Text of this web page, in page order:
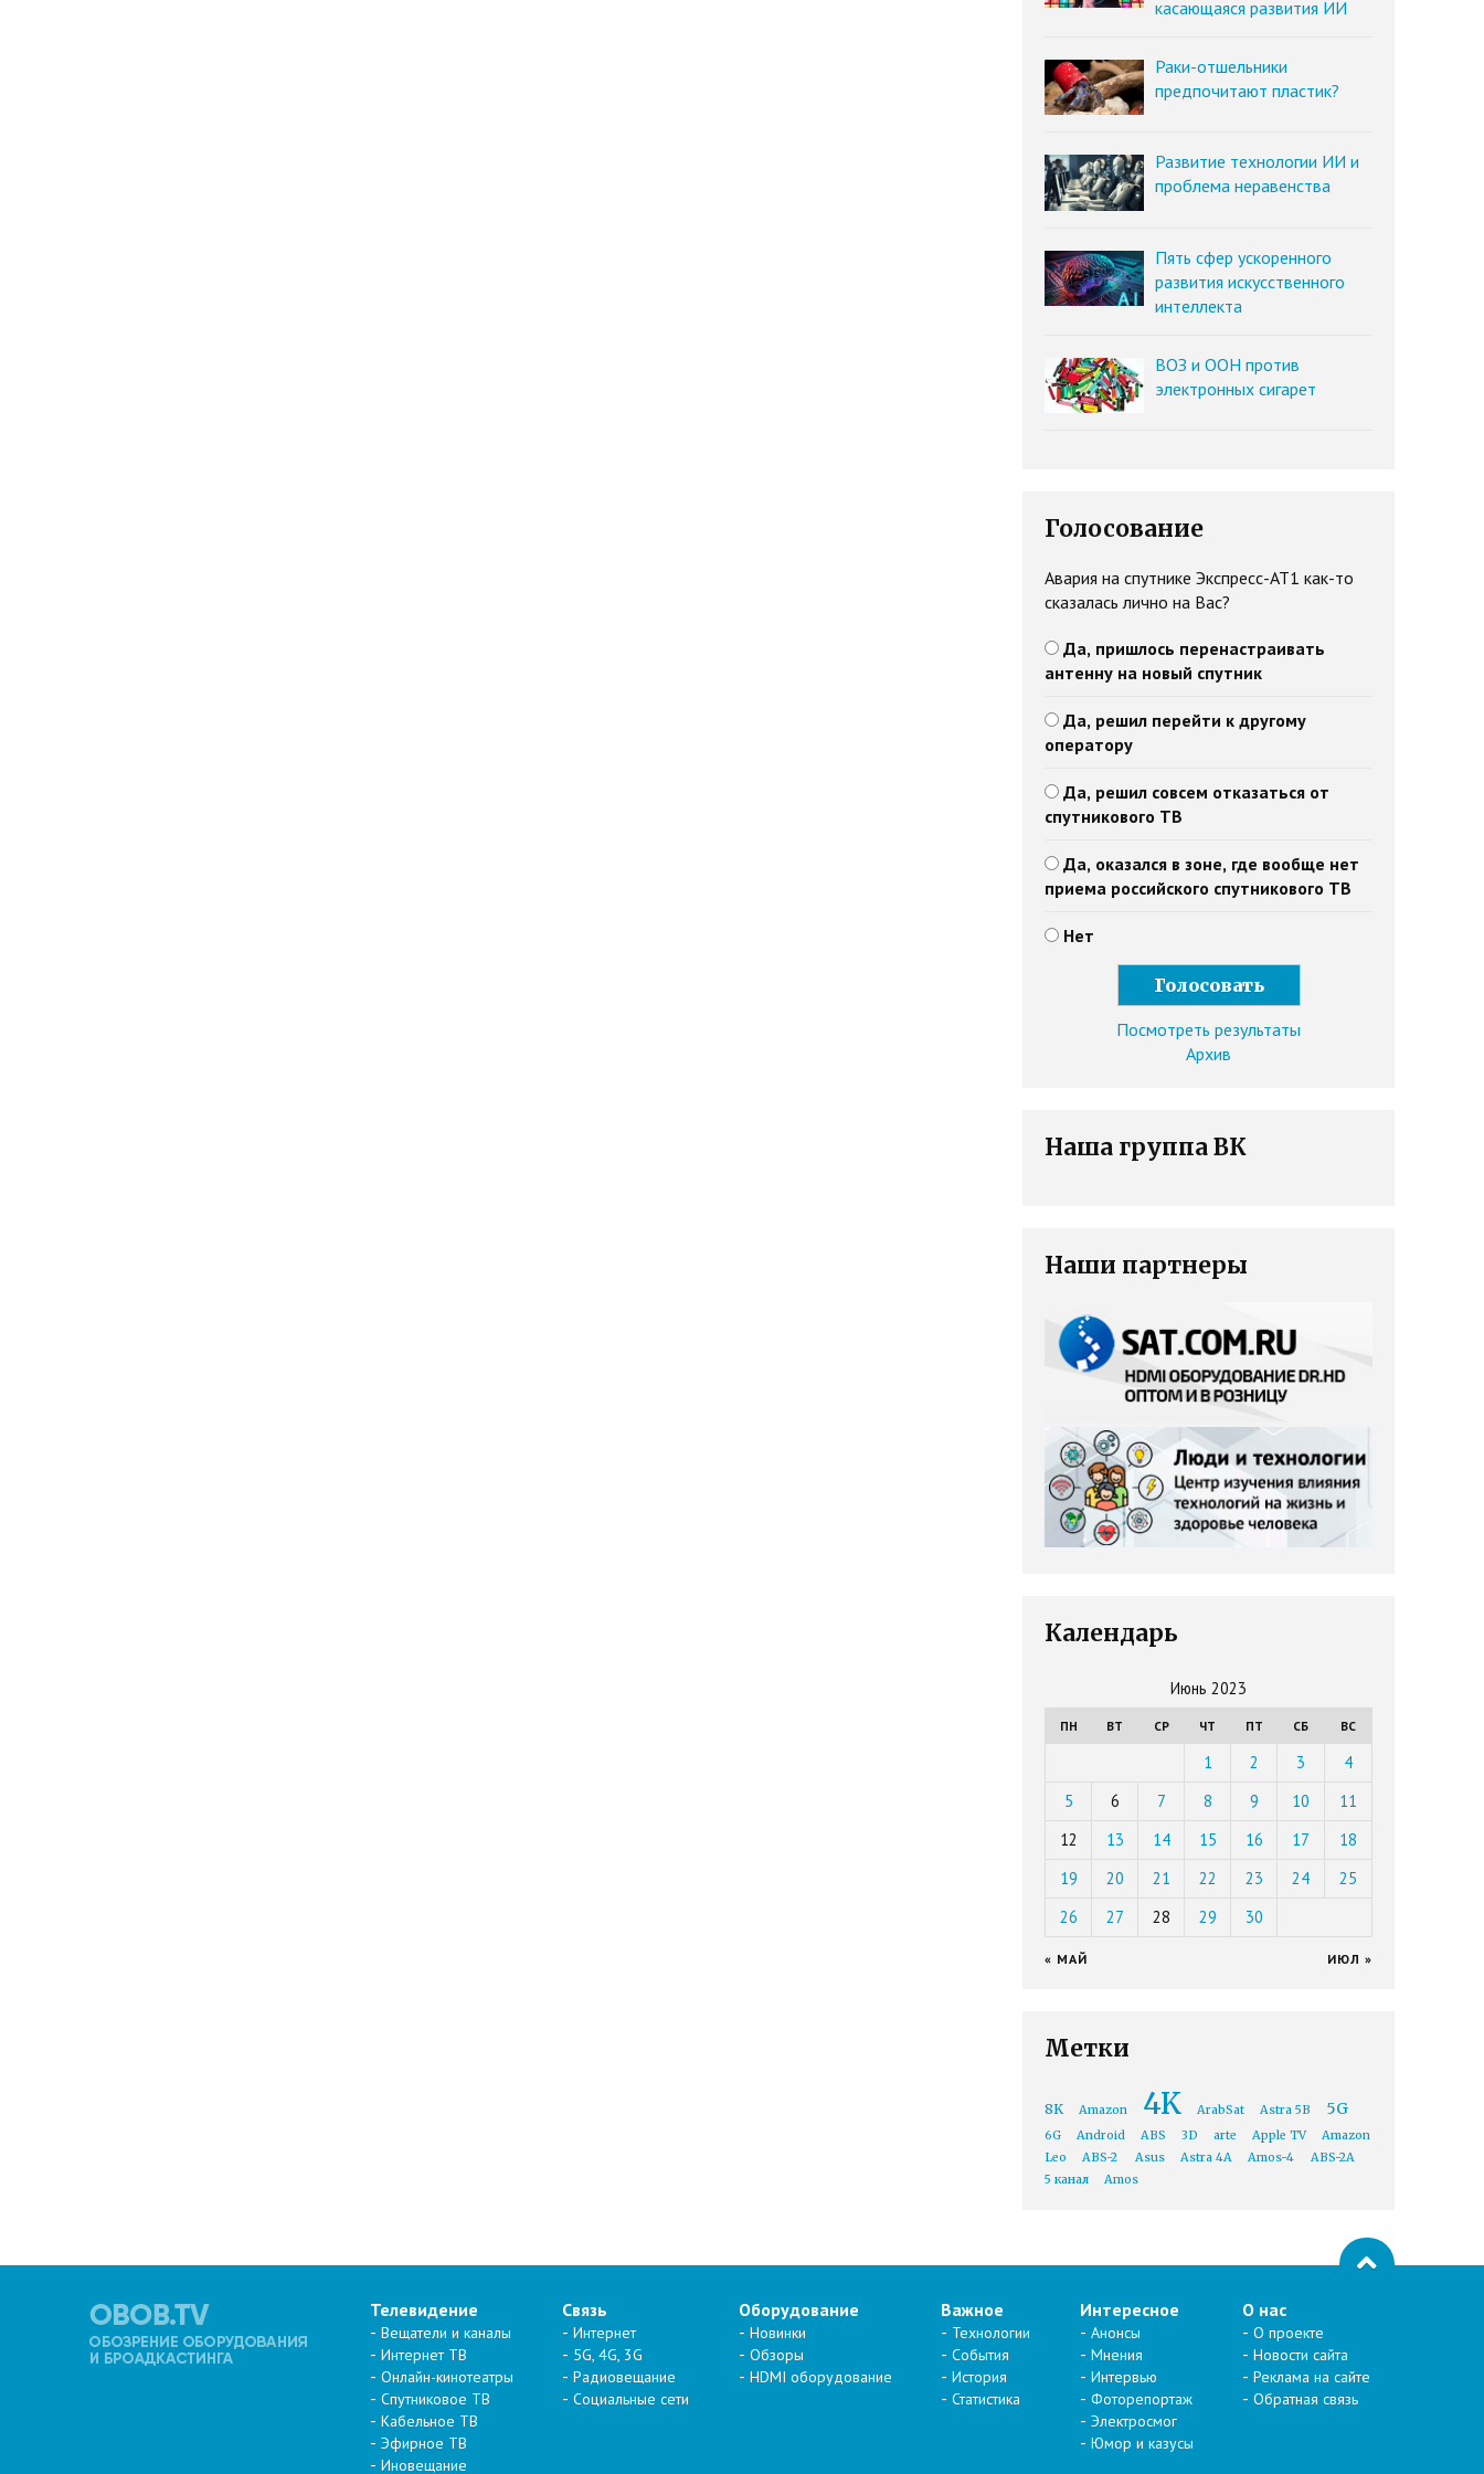
касающаяся развития ИИ
Раки-отшельники
предпочитают пластик?
Развитие технологии ИИ и
проблема неравенства
Пять сфер ускоренного
развития искусственного
интеллекта
ВОЗ и ООН против
электронных сигарет
Голосование
Авария на спутнике Экспресс-АТ1 как-то
сказалась лично на Вас?
Да, пришлось перенастраивать
антенну на новый спутник
Да, решил перейти к другому
оператору
Да, решил совсем отказаться от
спутникового ТВ
Да, оказался в зоне, где вообще нет
приема российского спутникового ТВ
Нет
Посмотреть результаты
Архив
Наша группа ВК
Наши партнеры
Календарь
Июнь 2023
ПН ВТ СР ЧТ ПТ СБ ВС
1 2 3
4
5
6 7 8 9 10
11
12
13 14 15 16 17
18
19
20 21 22 23 24
25
26
27 28 29 30
« МАЙ ИЮЛ »
Метки
8K Amazon 4K ArabSat Astra 5B 5G
6G Android ABS 3D arte Apple TV
Amazon
Leo
ABS-2 Asus Astra 4A Amos-4
ABS-2A
5 канал
Amos
Телевидение
Вещатели и каналы
Интернет ТВ
Онлайн-кинотеатры
Спутниковое ТВ
Кабельное ТВ
Эфирное ТВ
Иновещание
Связь
Интернет
5G, 4G, 3G
Радиовещание
Социальные сети
Оборудование
Новинки
Обзоры
HDMI оборудование
Важное
Технологии
События
История
Статистика
Интересное
Анонсы
Мнения
Интервью
Фоторепортаж
Электросмог
Юмор и казусы
О нас
О проекте
Новости сайта
Реклама на сайте
Обратная связь